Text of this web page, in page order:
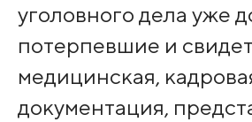
уголовного дела уже
потерпевшие и
медицинская,
документация,